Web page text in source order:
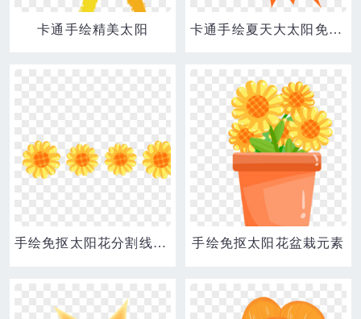
卡通手绘精美太阳 卡通手绘夏天大太阳免抠元素
手绘免抠太阳花分割线装饰素材 手绘免抠太阳花盆栽元素